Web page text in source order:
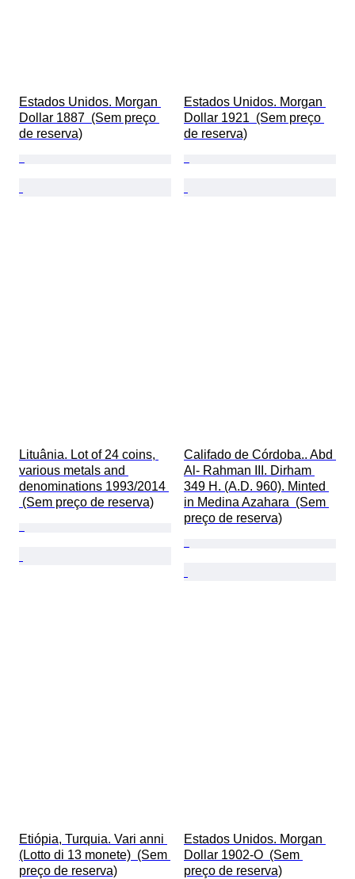
Estados Unidos. Morgan
Dollar 1887  (Sem preço
de reserva)
Estados Unidos. Morgan
Dollar 1921  (Sem preço
de reserva)
Lituânia. Lot of 24 coins,
various metals and
denominations 1993/2014
(Sem preço de reserva)
Califado de Córdoba.. Abd
Al- Rahman III. Dirham
349 H. (A.D. 960). Minted
in Medina Azahara  (Sem
preço de reserva)
Etiópia, Turquia. Vari anni
(Lotto di 13 monete)  (Sem
preço de reserva)
Estados Unidos. Morgan
Dollar 1902-O  (Sem
preço de reserva)